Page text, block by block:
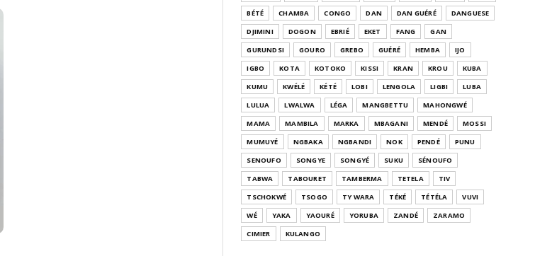
BÉTÉ
CHAMBA CONGO DAN DAN GUÉRÉ
DANGUESE
DJIMINI
DOGON EBRIÉ EKET FANG
GAN
GURUNDSI
GOURO GREBO GUÉRÉ HEMBA
IJO
IGBO
KOTA KOTOKO KISSI KRAN KROU
KUBA
KUMU
KWÉLÉ KÉTÉ LOBI LENGOLA LIGBI
LUBA
LULUA
LWALWA LÉGA MANGBETTU
MAHONGWÉ
MAMA
MAMBILA MARKA MBAGANI MENDÉ
MOSSI
MUMUYÉ
NGBAKA NGBANDI NOK PENDÉ
PUNU
SENOUFO
SONGYE SONGYÉ SUKU
SÉNOUFO
TABWA
TABOURET TAMBERMA TETELA
TIV
TSCHOKWÉ
TSOGO TY WARA TÉKÉ TÉTÉLA
VUVI
WÉ
YAKA YAOURÉ YORUBA ZANDÉ
ZARAMO
CIMIER
KULANGO